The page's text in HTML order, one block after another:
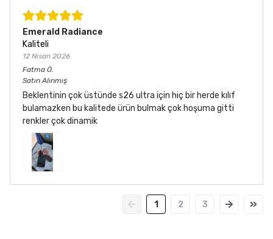
Emerald Radiance
Kaliteli
12 Nisan 2026
Fatma Ö.
Satın Alınmış
Beklentinin çok üstünde s26 ultra için hiç bir herde kılıf
bulamazken bu kalitede ürün bulmak çok hoşuma gitti
renkler çok dinamik
1 2 3